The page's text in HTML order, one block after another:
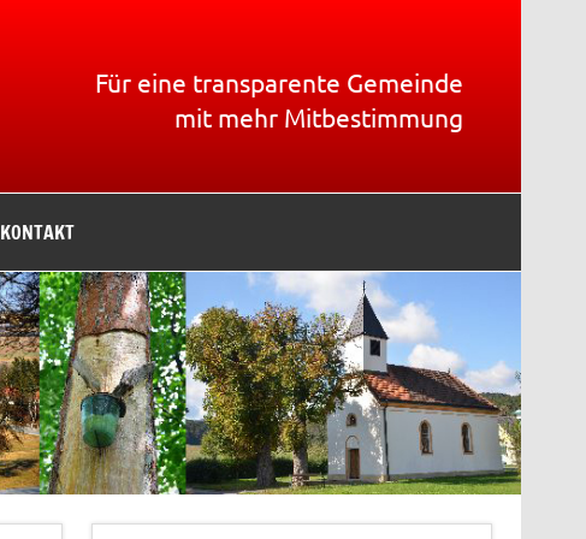
Für eine transparente Gemeinde
mit mehr Mitbestimmung
KONTAKT